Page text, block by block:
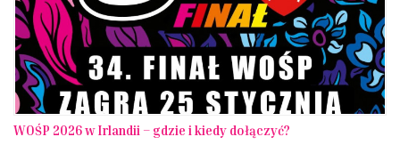
WOŚP 2026 w Irlandii – gdzie i kiedy dołączyć?